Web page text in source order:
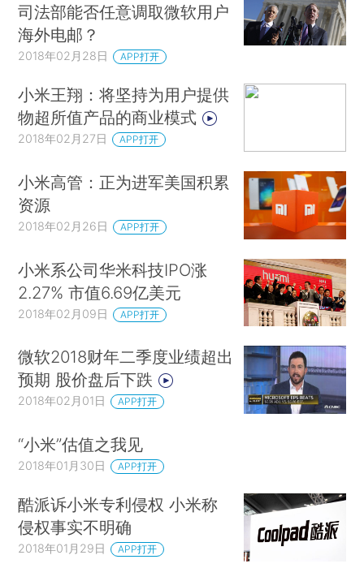
司法部能否任意调取微软用户
海外电邮？
2018年02月28日 APP打开
小米王翔：将坚持为用户提供
物超所值产品的商业模式
2018年02月27日 APP打开
小米高管：正为进军美国积累
资源
2018年02月26日 APP打开
小米系公司华米科技IPO涨
2.27% 市值6.69亿美元
2018年02月09日 APP打开
微软2018财年二季度业绩超出
预期 股价盘后下跌
2018年02月01日 APP打开
“小米”估值之我见
2018年01月30日 APP打开
酷派诉小米专利侵权 小米称
侵权事实不明确
2018年01月29日 APP打开